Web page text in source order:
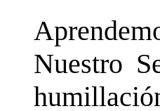
Nuestro